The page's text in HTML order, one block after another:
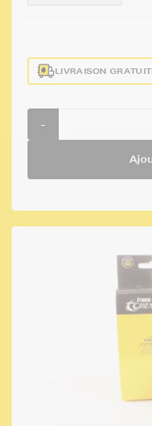
LIVRAISON
-